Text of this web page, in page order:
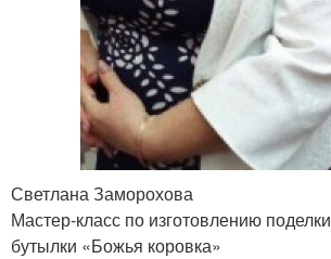
Светлана Заморохова
Мастер-класс по изготовлению
бутылки «Божья коровка»